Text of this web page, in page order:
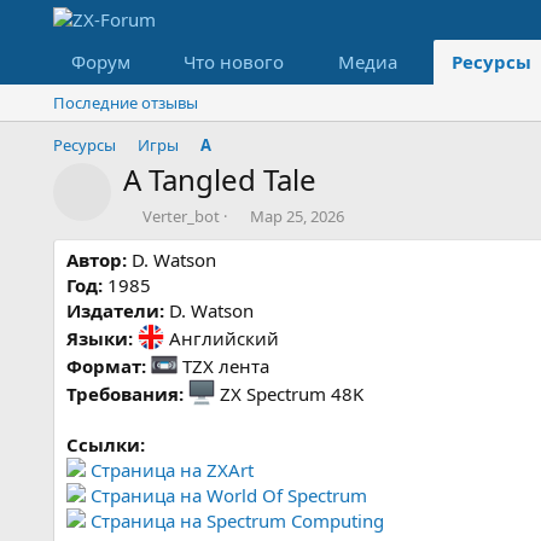
Форум Что нового Медиа Ресурсы
Последние отзывы
Ресурсы
Игры A
Значок ресурса
A Tangled Tale
А
в
т
о
Verter_bot
Д
а
о
з
д
а
н
Мар 25, 2026
Автор:D. Watson
Год:1985
Издатели:D. Watson
Языки:
Английский
Формат:
TZX лента
Требования:
ZX Spectrum 48K
Ссылки:
Страница на ZXArt
Страница на World Of Spectrum
Страница на Spectrum Computing